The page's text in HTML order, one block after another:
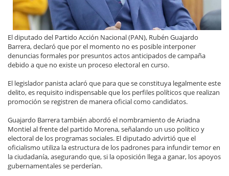
El diputado del Partido Acción Nacional (PAN), Rubén Guajardo
Barrera, declaró que por el momento no es posible interponer
denuncias formales por presuntos actos anticipados de campaña
debido a que no existe un proceso electoral en curso.
El legislador panista aclaró que para que se constituya legalmente este
delito, es requisito indispensable que los perfiles políticos que realizan
promoción se registren de manera oficial como candidatos.
Guajardo Barrera también abordó el nombramiento de Ariadna
Montiel al frente del partido Morena, señalando un uso político y
electoral de los programas sociales. El diputado advirtió que el
oficialismo utiliza la estructura de los padrones para infundir temor en
la ciudadanía, asegurando que, si la oposición llega a ganar, los apoyos
gubernamentales se perderían.